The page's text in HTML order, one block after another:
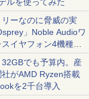
リーなのに脅威の実
」Noble Audioワ
イヤフォン4機種を
聴く
32GBでも予算内。産
がAMD Ryzen搭載
を2千台導入